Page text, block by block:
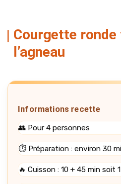
Courgette ronde
l’agneau
Informations recette
👥 Pour 4 personnes
⏱️ Préparation : environ 30
🔥 Cuisson : 10 + 45 min soit